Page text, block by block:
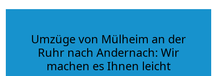
Umzüge von Mülheim an der
Ruhr nach Andernach: Wir
machen es Ihnen leicht